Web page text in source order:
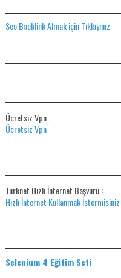
Seo Backlink Almak için Tıklayınız
Ücretsiz Vpn :
Ücretsiz Vpn
Turknet Hızlı İnternet Başvuru :
Hızlı İnternet Kullanmak İstermisiniz
Selenium 4 Eğitim Seti